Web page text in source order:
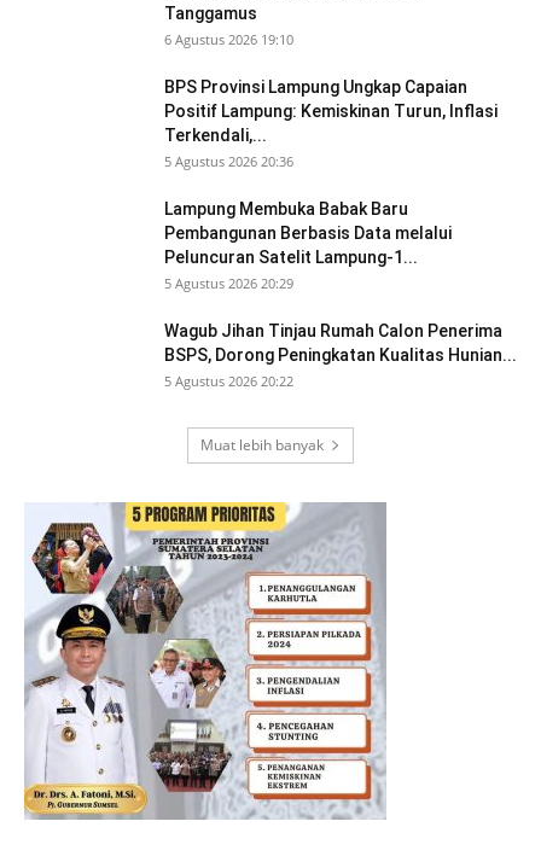
Tanggamus
6 Agustus 2026 19:10
BPS Provinsi Lampung Ungkap Capaian
Positif Lampung: Kemiskinan Turun, Inflasi
Terkendali,...
5 Agustus 2026 20:36
Lampung Membuka Babak Baru
Pembangunan Berbasis Data melalui
Peluncuran Satelit Lampung-1...
5 Agustus 2026 20:29
Wagub Jihan Tinjau Rumah Calon Penerima
BSPS, Dorong Peningkatan Kualitas Hunian...
5 Agustus 2026 20:22
Muat lebih banyak